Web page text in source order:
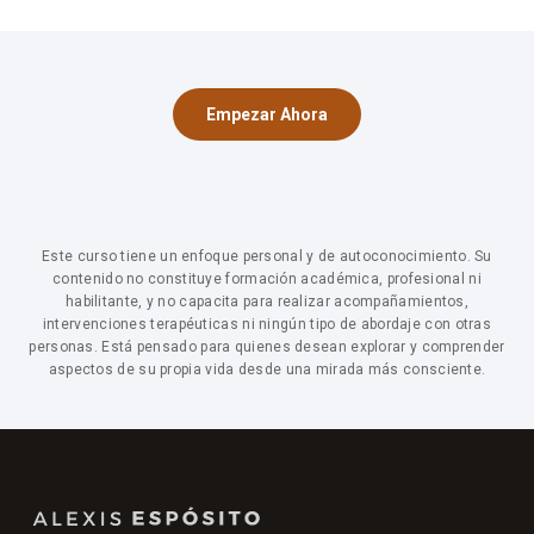
Empezar Ahora
Este curso tiene un enfoque personal y de autoconocimiento. Su
contenido no constituye formación académica, profesional ni
habilitante, y no capacita para realizar acompañamientos,
intervenciones terapéuticas ni ningún tipo de abordaje con otras
personas. Está pensado para quienes desean explorar y comprender
aspectos de su propia vida desde una mirada más consciente.